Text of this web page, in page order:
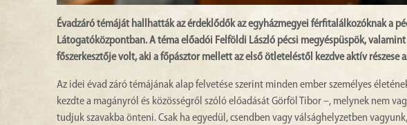
Évadzáró témáját hallhatták az érdeklődők az egyházmegyei férfitalálkozóknak a
Látogatóközpontban. A téma előadói Felföldi László pécsi megyéspüspök,
főszerkesztője volt, aki a főpásztor mellett az első ötleteléstől kezdve aktív részese
Az idei évad záró témájának alap felvetése szerint minden ember személyes
kezdte a magányról és közösségről szóló előadását Görföl Tibor –, melynek nem
tudjuk szavakba önteni. Csak ha egyedül, csendben vagy válsághelyzetben